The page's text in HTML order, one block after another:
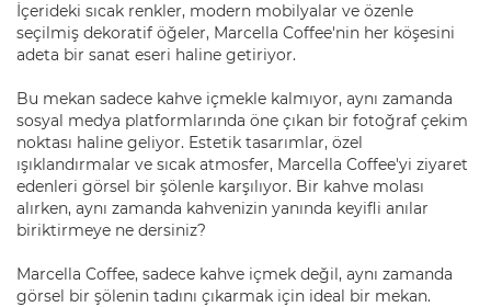
İçerideki sıcak renkler, modern mobilyalar ve özenle
seçilmiş dekoratif öğeler, Marcella Coffee'nin her köşesini
adeta bir sanat eseri haline getiriyor.
Bu mekan sadece kahve içmekle kalmıyor, aynı zamanda
sosyal medya platformlarında öne çıkan bir fotoğraf çekim
noktası haline geliyor. Estetik tasarımlar, özel
ışıklandırmalar ve sıcak atmosfer, Marcella Coffee'yi ziyaret
edenleri görsel bir şölenle karşılıyor. Bir kahve molası
alırken, aynı zamanda kahvenizin yanında keyifli anılar
biriktirmeye ne dersiniz?
Marcella Coffee, sadece kahve içmek değil, aynı zamanda
görsel bir şölenin tadını çıkarmak için ideal bir mekan.